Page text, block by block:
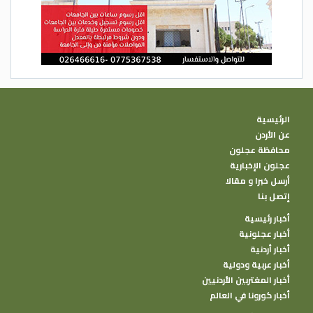
بالاعتماد على عدد من المشاريع لتحسين التزويد
المائي وتخفيض الفاقد، ومشروع محطة تحلية
كفرنجة الذي سيبدأ العمل به في أيار المقبل.
عامر خطاطبة/ الغد
الرئيسية
عن الأردن
محافظة عجلون
عجلون الإخبارية
أرسل خبرا و مقالا
إتصل بنا
أخبار رئيسية
أخبار عجلونية
أخبار أردنية
أخبار عربية ودولية
أخبار المغتربين الأردنيين
أخبار كورونا في العالم